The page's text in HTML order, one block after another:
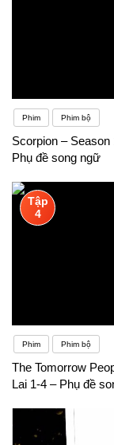
Phim Phim bộ
Scorpion – Season
Phụ đề song ngữ
Tập
4
Phim Phim bộ
The Tomorrow
Lai 1-4 – Phụ đề